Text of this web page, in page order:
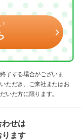
了する場合がございま
ただき、ご来社またはお
いた方に限ります。
せは
ります